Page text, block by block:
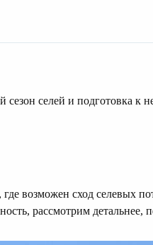
Казахстана
селей и подготовка к
возможен сход селевых
рассмотрим детальнее,